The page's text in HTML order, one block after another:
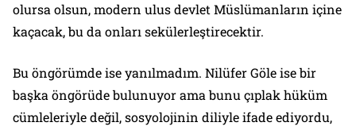
olursa olsun, modern ulus devlet Müslümanların içine
kaçacak, bu da onları sekülerleştirecektir.
Bu öngörümde ise yanılmadım. Nilüfer Göle ise bir
başka öngörüde bulunuyor ama bunu çıplak hüküm
cümleleriyle değil, sosyolojinin diliyle ifade ediyordu,